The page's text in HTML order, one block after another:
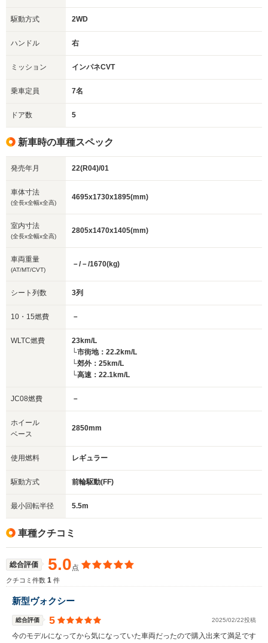
駆動方式 2WD
ハンドル 右
ミッション インパネCVT
乗車定員 7名
ドア数 5
新車時の車種スペック
発売年月 22(R04)/01
車体寸法
(全長x全幅x全高)
4695x1730x1895(mm)
室内寸法
(全長x全幅x全高)
2805x1470x1405(mm)
車両重量
(AT/MT/CVT)
－/－/1670(kg)
シート列数 3列
10・15燃費 －
WLTC燃費
23km/L
└市街地：22.2km/L
└郊外：25km/L
└高速：22.1km/L
JC08燃費 －
ホイール
ベース
2850mm
使用燃料 レギュラー
駆動方式 前輪駆動(FF)
最小回転半径 5.5m
車種クチコミ
総合評価 5.0点
クチコミ件数 1 件
新型ヴォクシー
総合評価 5 2025/02/22投稿
今のモデルになってから気になっていた車両だったので購入出来て満足です